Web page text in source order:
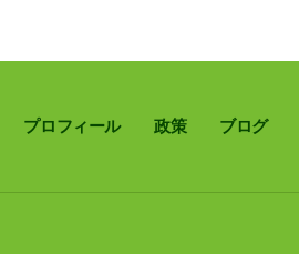
プロフィール 政策 ブログ